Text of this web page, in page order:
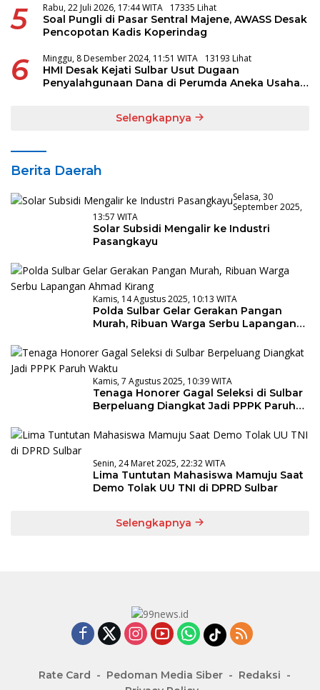
5 Rabu, 22 Juli 2026, 17:44 WITA 17335 Lihat
Soal Pungli di Pasar Sentral Majene, AWASS Desak
Pencopotan Kadis Koperindag
6 Minggu, 8 Desember 2024, 11:51 WITA 13193 Lihat
HMI Desak Kejati Sulbar Usut Dugaan
Penyalahgunaan Dana di Perumda Aneka Usaha
Selengkapnya
Berita Daerah
Selasa, 30
September 2025,
13:57 WITA
Solar Subsidi Mengalir ke Industri
Pasangkayu
Kamis, 14 Agustus 2025, 10:13 WITA
Polda Sulbar Gelar Gerakan Pangan
Murah, Ribuan Warga Serbu Lapangan
Kamis, 7 Agustus 2025, 10:39 WITA
Tenaga Honorer Gagal Seleksi di Sulbar
Berpeluang Diangkat Jadi PPPK Paruh
Senin, 24 Maret 2025, 22:32 WITA
Lima Tuntutan Mahasiswa Mamuju Saat
Demo Tolak UU TNI di DPRD Sulbar
Selengkapnya
Rate Card Pedoman Media Siber
Redaksi